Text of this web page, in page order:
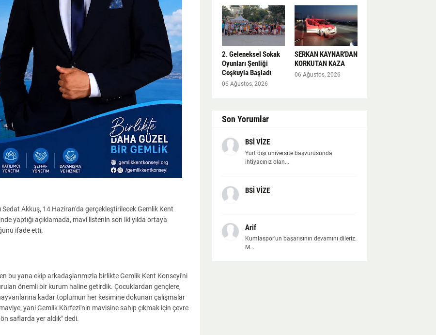
Akkuş, 14 Haziran'da gerçekleştirilecek Gemlik Kent
yaptığı açıklamada, mavi listenin son iki yılda ortaya
ifade etti.
bu yana ekip arkadaşlarımızla birlikte Gemlik Kent Konseyi'ni
önemli bir kurum haline getirdik. Çocuklardan gençlere,
kadar toplumun her kesimine dokunan çalışmalar
yani Gemlik Körfezi'nin mavisine sahip çıkmak için çevre
saflarda yer aldık" dedi.
2. Geleneksel Sokak
Oyunları Şenliği
Coşkuyla Başladı
06 Ağustos, 2026
SERKAN KAYNAR'DAN
KORKUTAN KAZA
06 Ağustos, 2026
Son Yorumlar
BSİ VİZE
Yurt dışı üniversite başvurusunda
ihtiyacınız olan...
BSİ VİZE
Arif
Kumlaspor'un başarısının devamını dileriz.
M...